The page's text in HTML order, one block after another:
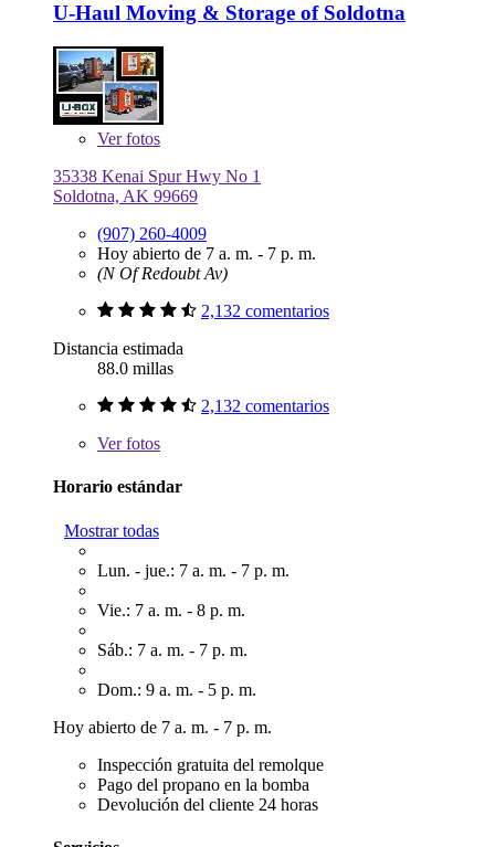
U-Haul Moving & Storage of Soldotna
Verfotos
35338 Kenai Spur Hwy No 1
Soldotna, AK 99669
(907) 260-4009
Hoy abierto de 7 a. m. - 7 p. m.
(N Of Redoubt Av)
2,132 comentarios
Distancia estimada
88.0 millas
2,132 comentarios
Verfotos
Horario estándar
Mostrar todas
Lun. - jue.: 7 a. m. - 7 p. m.
Vie.: 7 a. m. - 8 p. m.
Sáb.: 7 a. m. - 7 p. m.
Dom.: 9 a. m. - 5 p. m.
Hoy abierto de 7 a. m. - 7 p. m.
Inspección gratuita del remolque
Pago del propano en la bomba
Devolución del cliente 24 horas